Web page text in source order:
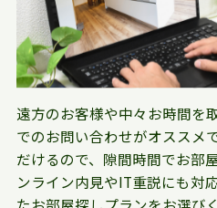
遠方のお客様や中々お時間を
でのお問い合わせがオススメ
だけるので、隙間時間でお部
ンライン内見やIT重説にも対